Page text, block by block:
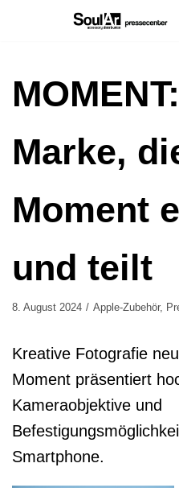
Marke,
Moment
und teilt
8. August 2024 Apple-Zubehör,
Kreative Fotografie
Moment präsentiert
Kameraobjektive und
Smartphone.